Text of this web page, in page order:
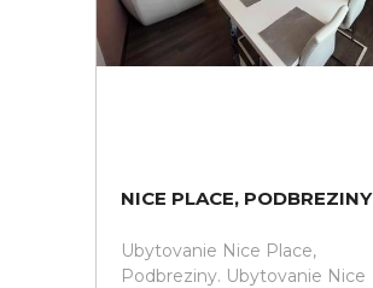
NICE PLACE, PODBREZINY
Ubytovanie Nice Place,
Podbreziny. Ubytovanie Nice